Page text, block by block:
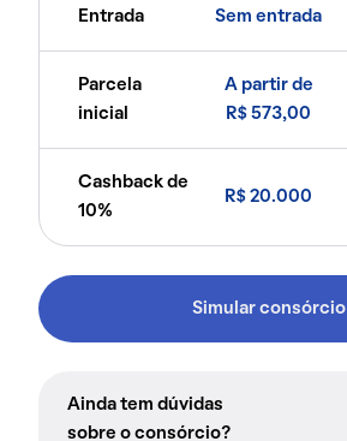
Entrada Sem entrada
Parcela
inicial
A partir de
R$ 573,00
Cashback de
10%
R$ 20.000
Simular consórcio
Ainda tem dúvidas
sobre o consórcio?